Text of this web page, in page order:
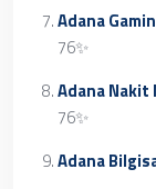
Adana
76✨
Adana
76✨
Adana